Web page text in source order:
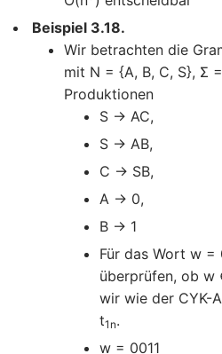
Beispiel 3.18.
Wir betrachten die
mit N = {A, B, C, S}, Σ
Produktionen
S → AC,
S → AB,
C → SB,
A → 0,
B → 1
Für das Wort w
überprüfen, ob w
wir wie der CYK-
t1n.
w = 0011